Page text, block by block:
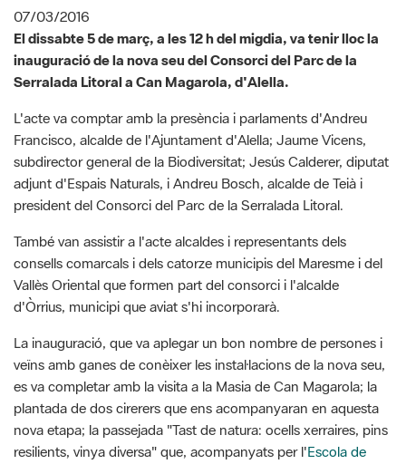
07/03/2016
El dissabte 5 de març, a les 12 h del migdia, va tenir lloc la
inauguració de la nova seu del Consorci del Parc de la
Serralada Litoral a Can Magarola, d'Alella.
L'acte va comptar amb la presència i parlaments d'Andreu
Francisco, alcalde de l'Ajuntament d'Alella; Jaume Vicens,
subdirector general de la Biodiversitat; Jesús Calderer, diputat
adjunt d'Espais Naturals, i Andreu Bosch, alcalde de Teià i
president del Consorci del Parc de la Serralada Litoral.
També van assistir a l'acte alcaldes i representants dels
consells comarcals i dels catorze municipis del Maresme i del
Vallès Oriental que formen part del consorci i l'alcalde
d'Òrrius, municipi que aviat s'hi incorporarà.
La inauguració, que va aplegar un bon nombre de persones i
veïns amb ganes de conèixer les instal·lacions de la nova seu,
es va completar amb la visita a la Masia de Can Magarola; la
plantada de dos cirerers que ens acompanyaran en aquesta
nova etapa; la passejada "Tast de natura: ocells xerraires, pins
resilients, vinya diversa" que, acompanyats per l'Escola de